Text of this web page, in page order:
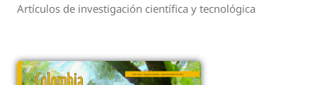
Artículos de investigación científica y tecnológica